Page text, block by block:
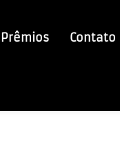
Prêmios Contato